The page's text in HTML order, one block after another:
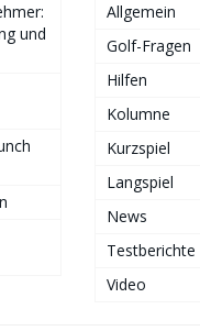
und
Allgemein
Golf-Fragen
Hilfen
Kolumne
Kurzspiel
Langspiel
News
Testberichte
Video